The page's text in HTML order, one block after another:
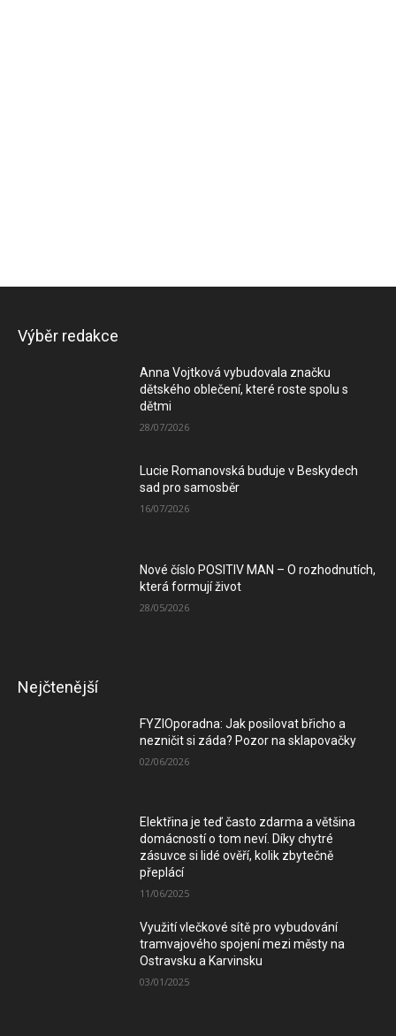
Výběr redakce
Anna Vojtková vybudovala značku
dětského oblečení, které roste spolu s
dětmi
28/07/2026
Lucie Romanovská buduje v Beskydech
sad pro samosběr
16/07/2026
Nové číslo POSITIV MAN – O rozhodnutích,
která formují život
28/05/2026
Nejčtenější
FYZIOporadna: Jak posilovat břicho a
nezničit si záda? Pozor na sklapovačky
02/06/2026
Elektřina je teď často zdarma a většina
domácností o tom neví. Díky chytré
zásuvce si lidé ověří, kolik zbytečně
přeplácí
11/06/2025
Využití vlečkové sítě pro vybudování
tramvajového spojení mezi městy na
Ostravsku a Karvinsku
03/01/2025